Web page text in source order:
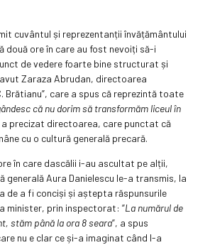
cuvântul și reprezentanții învățământului
două ore în care au fost nevoiți să-i
de vedere foarte bine structurat și
Zaraza Abrudan, directoarea
Brătianu”, care a spus că reprezintă toate
că nu dorim să transformăm liceul în
a precizat directoarea, care punctat că
cu o cultură generală precară.
în care dascălii i-au ascultat pe alții,
generală Aura Danielescu le-a transmis, la
de a fi conciși și aștepta răspunsurile
minister, prin inspectorat: ”La numărul de
stăm până la ora 8 seara”, a spus
nu e clar ce și-a imaginat când l-a